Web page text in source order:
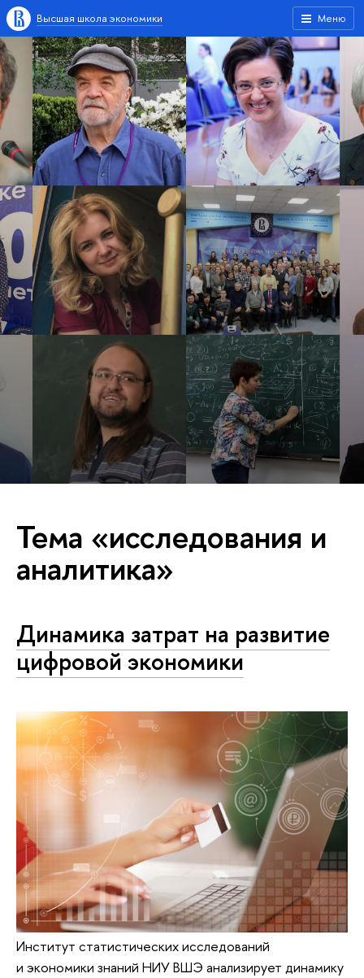
Меню
Высшая школа экономики
Тема «исследования и
аналитика»
Динамика затрат на развитие
цифровой экономики
Институт статистических исследований
и экономики знаний НИУ ВШЭ анализирует динамику